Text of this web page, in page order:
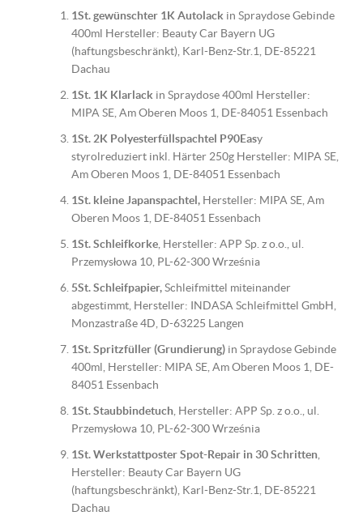
1St. gewünschter 1K Autolack in Spraydose Gebinde
400ml Hersteller: Beauty Car Bayern UG
(haftungsbeschränkt), Karl-Benz-Str.1, DE-85221
Dachau
1St. 1K Klarlack in Spraydose 400ml Hersteller:
MIPA SE, Am Oberen Moos 1, DE-84051 Essenbach
1St. 2K Polyesterfüllspachtel P90Easy
styrolreduziert inkl. Härter 250g Hersteller: MIPA SE,
Am Oberen Moos 1, DE-84051 Essenbach
1St. kleine Japanspachtel, Hersteller: MIPA SE, Am
Oberen Moos 1, DE-84051 Essenbach
1St. Schleifkorke , Hersteller: APP Sp. z o.o., ul.
Przemysłowa 10, PL-62-300 Września
5St. Schleifpapier,Schleifmittel miteinander
abgestimmt, Hersteller: INDASA Schleifmittel GmbH,
Monzastraße 4D, D-63225 Langen
1St. Spritzfüller (Grundierung) in Spraydose Gebinde
400ml, Hersteller: MIPA SE, Am Oberen Moos 1, DE-
84051 Essenbach
1St. Staubbindetuch , Hersteller: APP Sp. z o.o., ul.
Przemysłowa 10, PL-62-300 Września
1St. Werkstattposter Spot-Repair in 30 Schritten
Hersteller: Beauty Car Bayern UG
(haftungsbeschränkt), Karl-Benz-Str.1, DE-85221
Dachau